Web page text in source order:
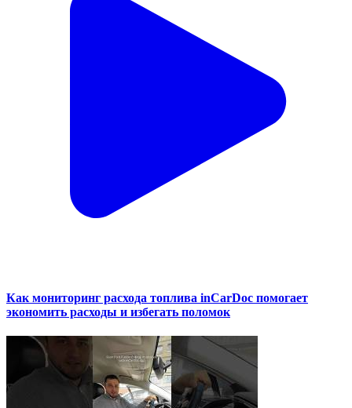
Как мониторинг расхода топлива inCarDoc помогает
экономить расходы и избегать поломок